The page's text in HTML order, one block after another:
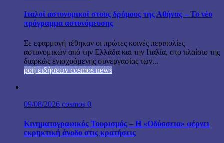
Ιταλοί αστυνομικοί στους δρόμους της Αθήνας – Το νέο
πρόγραμμα αστυνόμευσης
Σε εφαρμογή τέθηκαν οι πρώτες κοινές περιπολίες
αστυνομικών από την Ελλάδα και την Ιταλία, στο πλαίσιο της
διαρκώς ενισχυόμενης συνεργασίας των...
ροή ειδήσεων cosmos news
09/08/2026 cosmos 0
Κινηματογραφικός Τουρισμός – Η «Οδύσσεια» φέρνει
εκρηκτική άνοδο στις κρατήσεις